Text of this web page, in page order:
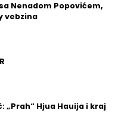
Nenadom Popovićem,
vebzina
„Prah“ Hjua Hauija i kraj